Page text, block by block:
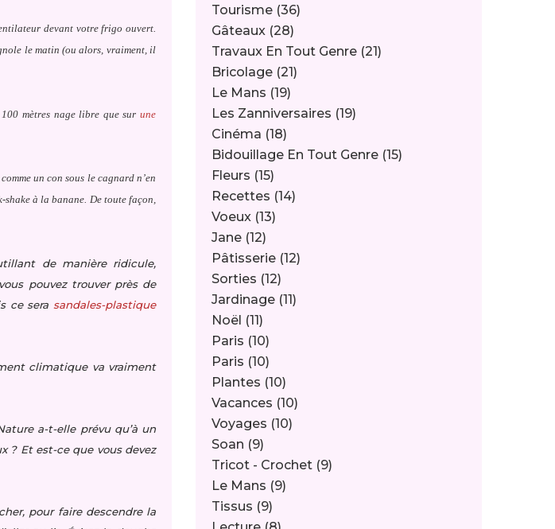
devant votre frigo ouvert.
le matin (ou alors, vraiment, il
100 mètres nage libre que surune
un con sous le cagnard n’en
à la banane. De toute façon,
de manière ridicule,
pouvez trouver près de
ce sera sandales-plastique
climatique va vraiment
a-t-elle prévu qu’à un
? Et est-ce que vous devez
pour faire descendre la
Tourisme (36)
Gâteaux (28)
Travaux En Tout Genre (21)
Bricolage (21)
Le Mans (19)
Les Zanniversaires (19)
Cinéma (18)
Bidouillage En Tout Genre (15)
Fleurs (15)
Recettes (14)
Voeux (13)
Jane (12)
Pâtisserie (12)
Sorties (12)
Jardinage (11)
Noël (11)
Paris (10)
Paris (10)
Plantes (10)
Vacances (10)
Voyages (10)
Soan (9)
Tricot - Crochet (9)
Le Mans (9)
Tissus (9)